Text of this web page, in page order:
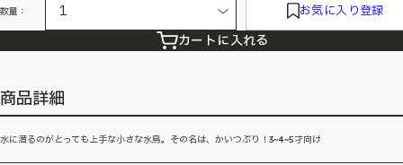
数量： お気に入り登録
カートに入れる
商品詳細
水に潜るのがとっても上手な小さな水鳥。その名は、かいつぶり！3~4~5才向け